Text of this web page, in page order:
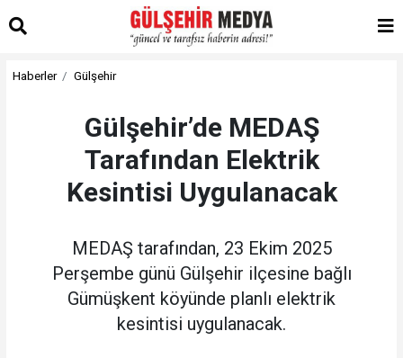
Haberler Gülşehir
Gülşehir’de MEDAŞ
Tarafından Elektrik
Kesintisi Uygulanacak
MEDAŞ tarafından, 23 Ekim 2025
Perşembe günü Gülşehir ilçesine bağlı
Gümüşkent köyünde planlı elektrik
kesintisi uygulanacak.